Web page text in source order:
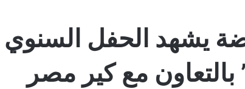
يشهد الحفل السنوي
مع كير مصر